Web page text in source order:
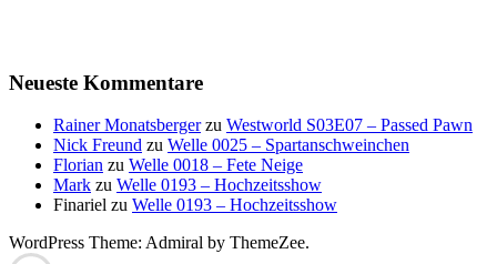
Neueste Kommentare
Rainer Monatsbergerzu Westworld S03E07 – Passed Pawn
Nick Freund zu Welle 0025 – Spartanschweinchen
Florian zu Welle 0018 – Fete Neige
Mark zu Welle 0193 – Hochzeitsshow
Finariel zu Welle 0193 – Hochzeitsshow
WordPress Theme: Admiral by ThemeZee.